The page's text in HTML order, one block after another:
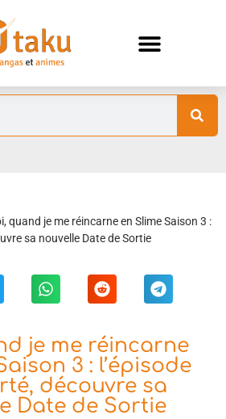
quand je me réincarne en Slime Saison 3 :
sa nouvelle Date de Sortie
je me réincarne
3 : l’épisode
découvre sa
Date de Sortie